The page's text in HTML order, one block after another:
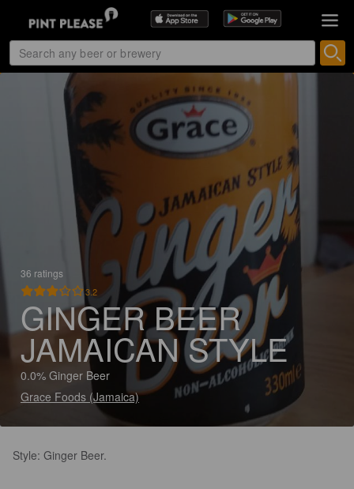
36 ratings
3.2
GINGER BEER
JAMAICAN STYLE
0.0% Ginger Beer
Grace Foods (Jamaica)
Style: Ginger Beer.